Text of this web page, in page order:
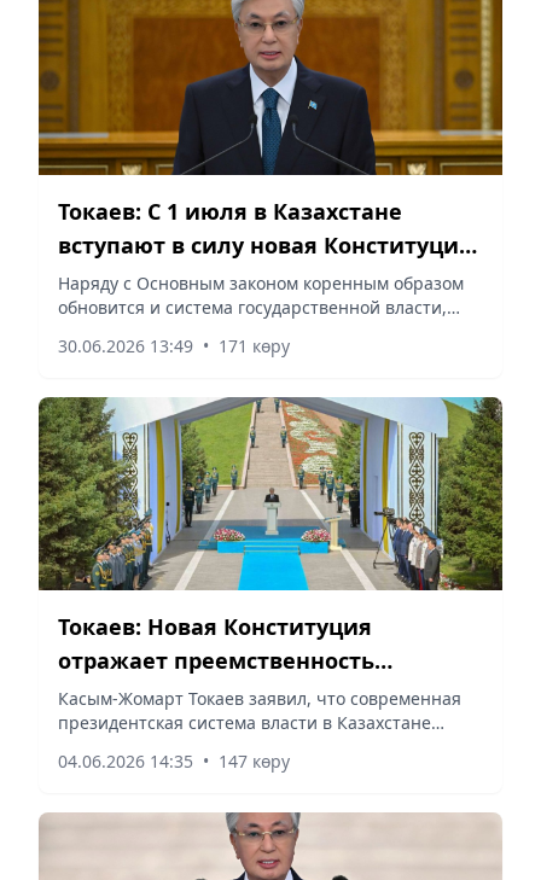
Токаев: С 1 июля в Казахстане
вступают в силу новая Конституция
и новая система государственной
власти
Наряду с Основным законом коренным образом
обновится и система государственной власти,
30.06.2026 13:49 • 171 көру
Токаев: Новая Конституция
отражает преемственность
тысячелетней истории Великой
степи
Касым-Жомарт Токаев заявил, что современная
президентская система власти в Казахстане
политическую систему Золотой Орды, сообщает
04.06.2026 14:35 • 147 көру